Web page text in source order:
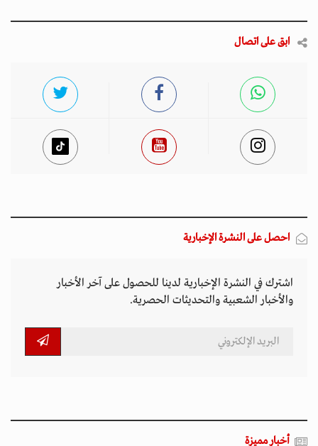
ابق على اتصال
احصل على النشرة الإخبارية
اشترك في النشرة الإخبارية لدينا للحصول على آخر الأخبار
والأخبار الشعبية والتحديثات الحصرية.
أخبار مميزة